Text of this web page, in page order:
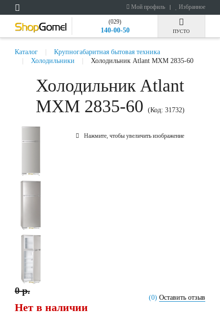
Мой профиль Избранное
(029)
140-00-50 ПУСТО
Каталог
Крупногабаритная бытовая техника
Холодильники
Холодильник Atlant МХМ 2835-60
Холодильник Atlant
МХМ 2835-60
(Код: 31732)
Нажмите, чтобы увеличить изображение
(0) Оставить отзыв
0 р.
Нет в наличии